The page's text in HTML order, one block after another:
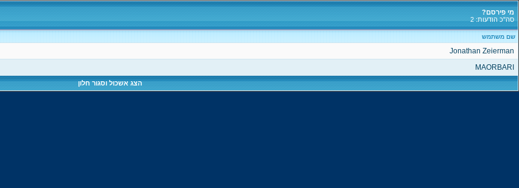
מי פירסם?
סה"כ הודעות: 2
שם משתמש
Jonathan Zeierman
MAORBARI
הצג אשכול וסגור חלון